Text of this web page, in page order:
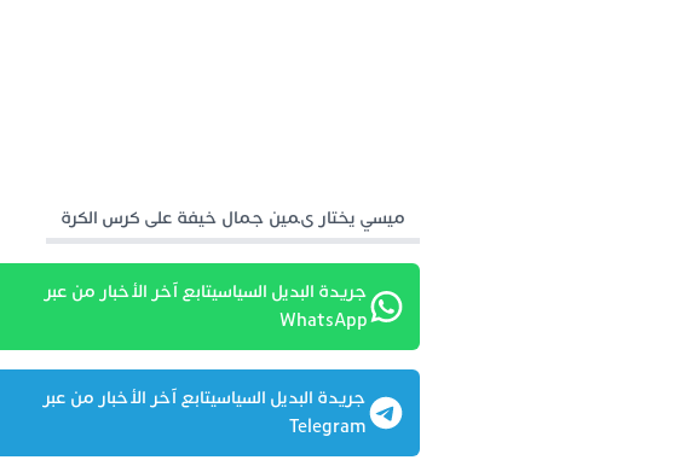
ميسي يختار ىمين جمال خيفة على كرس الكرة
جريدة البديل السياسيتابع آخر الأخبار من عبر
WhatsApp
جريدة البديل السياسيتابع آخر الأخبار من عبر
Telegram